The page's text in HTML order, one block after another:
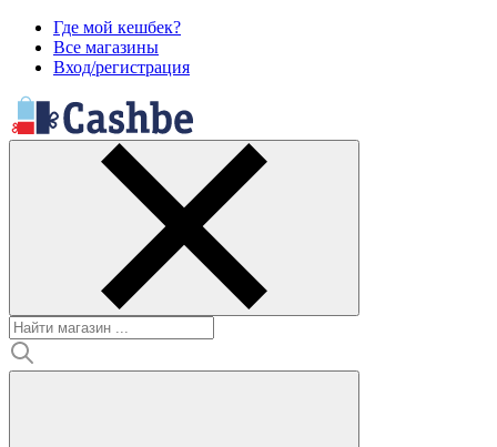
Где мой кешбек?
Все магазины
Вход/регистрация